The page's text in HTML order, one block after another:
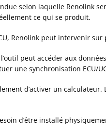
selon laquelle Renolink
ce qui se produit.
Renolink peut intervenir
peut accéder aux
une synchronisation ECU/
d’activer un
d’être installé